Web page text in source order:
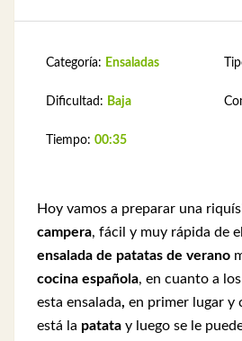
Categoría: Ensaladas
Dificultad: Baja
Tiempo: 00:35
Hoy vamos a preparar una
campera, fácil y muy rápida de
ensalada de patatas de verano
cocina española, en cuanto a los
esta ensalada, en primer lugar y
está la patata y luego se le